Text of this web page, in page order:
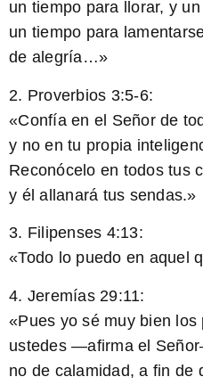
un tiempo para llorar, y
un tiempo para
de alegría…»
2. Proverbios 3:5-6:
«Confía en el Señor de
y no en tu propia
Reconócelo en todos tus
y él allanará tus sendas.»
3. Filipenses 4:13:
«Todo lo puedo en aquel
4. Jeremías 29:11:
«Pues yo sé muy bien
ustedes —afirma el
no de calamidad, a fin de